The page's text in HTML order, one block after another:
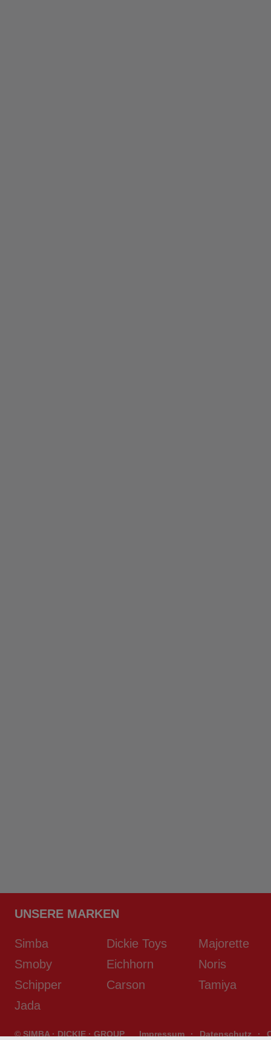
UNSERE MARKEN
Simba Dickie Toys
Majorette
Smoby
Eichhorn
Noris
Schipper
Carson
Tamiya
Jada
© SIMBA · DICKIE · GROUP Impressum · Datenschutz ·